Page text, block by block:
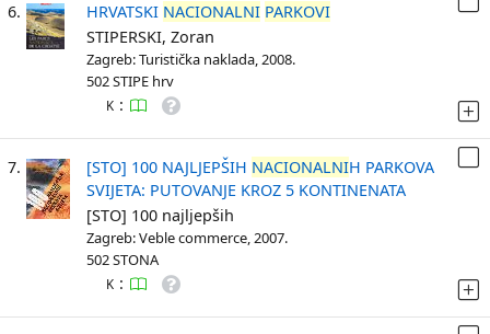
6. HRVATSKI NACIONALNI PARKOVI
STIPERSKI, Zoran
Zagreb: Turistička naklada, 2008.
502 STIPE hrv
K :
7. [STO] 100 NAJLJEPŠIH NACIONALNIH PARKOVA
SVIJETA: PUTOVANJE KROZ 5 KONTINENATA
[STO] 100 najljepših
Zagreb: Veble commerce, 2007.
502 STONA
K :